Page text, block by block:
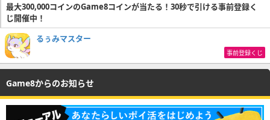
最大300,000コインのGame8コインが当たる！30秒で引ける事前登録く
じ開催中！
るぅみマスター
事前登録くじ
Game8からのお知らせ